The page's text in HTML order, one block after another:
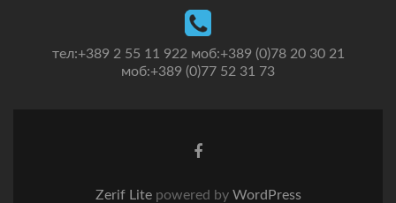
тел:+389 2 55 11 922 моб:+389 (0)78 20 30 21
моб:+389 (0)77 52 31 73
Go
Zerif Lite powered byWordPress